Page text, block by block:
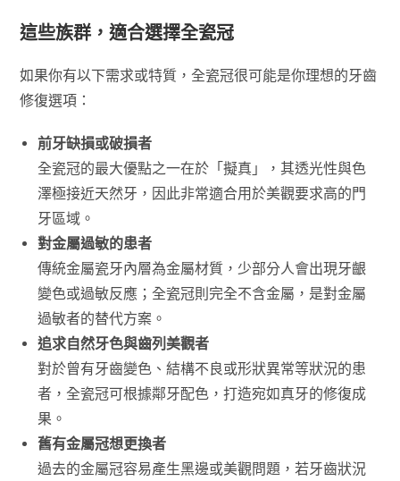
這些族群，適合選擇全瓷冠
如果你有以下需求或特質，全瓷冠很可能是你理想的牙齒
修復選項：
前牙缺損或破損者
全瓷冠的最大優點之一在於「擬真」，其透光性與色
澤極接近天然牙，因此非常適合用於美觀要求高的門
牙區域。
對金屬過敏的患者
傳統金屬瓷牙內層為金屬材質，少部分人會出現牙齦
變色或過敏反應；全瓷冠則完全不含金屬，是對金屬
過敏者的替代方案。
追求自然牙色與齒列美觀者
對於曾有牙齒變色、結構不良或形狀異常等狀況的患
者，全瓷冠可根據鄰牙配色，打造宛如真牙的修復成
果。
舊有金屬冠想更換者
過去的金屬冠容易產生黑邊或美觀問題，若牙齒狀況